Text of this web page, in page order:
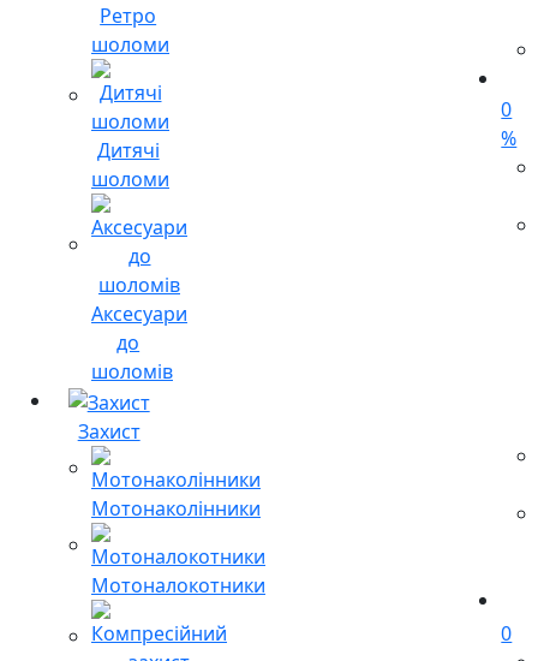
Ретро
шоломи
Дитячі
шоломи
Аксесуари
до
шоломів
Захист
Мотонаколінники
Мотоналокотники
0
%
0